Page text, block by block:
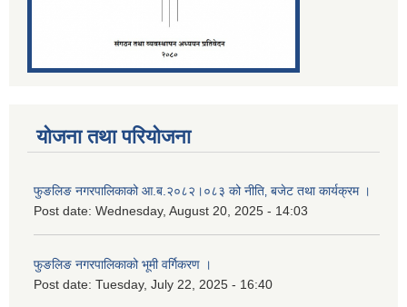
योजना तथा परियोजना
फुङलिङ नगरपालिकाको आ.ब.२०८२।०८३ को नीति‚ बजेट तथा कार्यक्रम ।
Post date: Wednesday, August 20, 2025 - 14:03
फुङलिङ नगरपालिकाको भूमी वर्गिकरण ।
Post date: Tuesday, July 22, 2025 - 16:40